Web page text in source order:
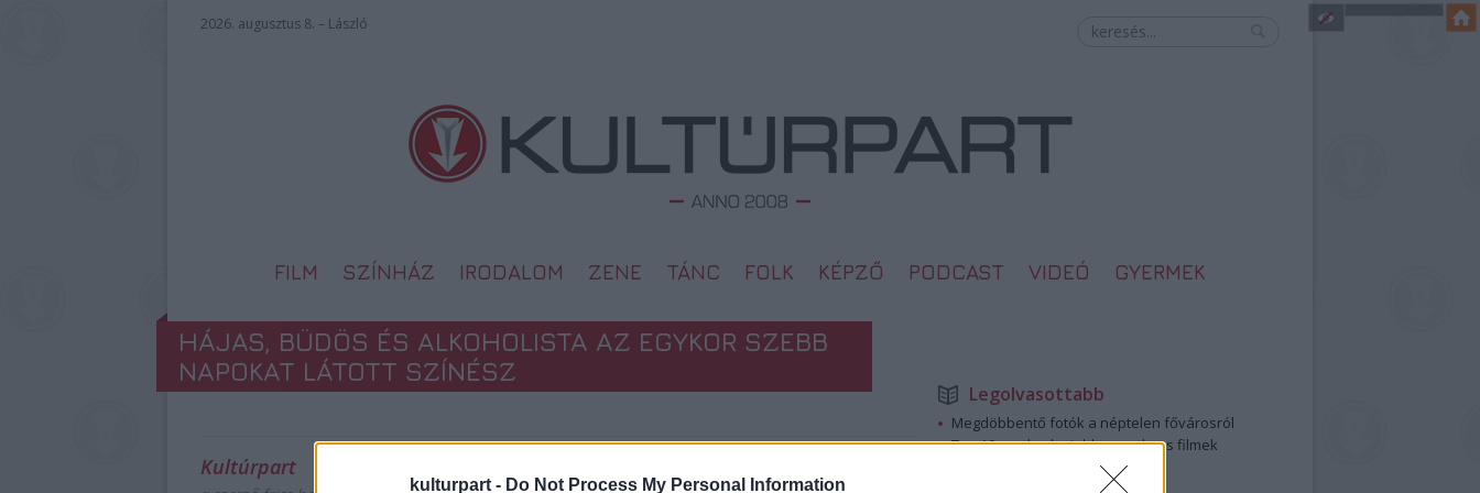
kulturpart - Do Not Process My Personal Information
2026. augusztus 8. – László
FILM SZÍNHÁZ IRODALOM ZENE TÁNC FOLK KÉPZŐ PODCAST VIDEÓ GYERMEK
HÁJAS, BÜDÖS ÉS ALKOHOLISTA AZ EGYKOR SZEBB
NAPOKAT LÁTOTT SZÍNÉSZ
Kultúrpart
2009. 01. 14.
Legolvasottabb
Megdöbbentő fotók a néptelen fővárosról
Top 10: ezek a legjobb szerelmes filmek
A 10 legütősebb drogos film
Megjöttek a meztelen hősnők